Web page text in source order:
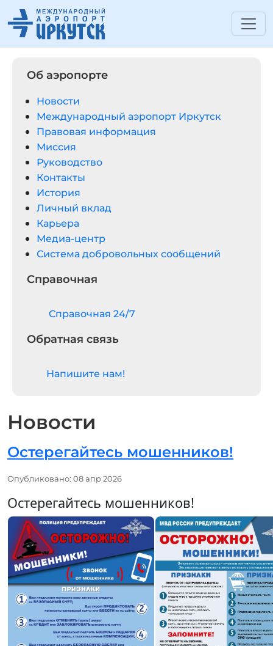
Новости
Остерегайтесь мошенников!
Информация о материале
Опубликовано: 08 апр 2026
Остерегайтесь мошенников!
Об аэропорте
Новости
Международный аэропорт Иркутск
Правовая информация
Миссия
Руководство
Контакты
История
Личный вклад
Карьера
Медиа-центр
Система добровольных сообщений
Справочная
Cправочная 24/7
Обратная связь
Напишите нам!